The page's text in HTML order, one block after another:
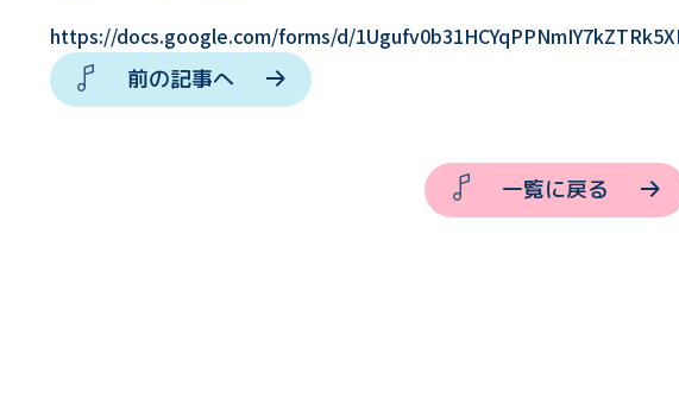
https://docs.google.com/forms/d/
前の記事へ
一覧に戻る